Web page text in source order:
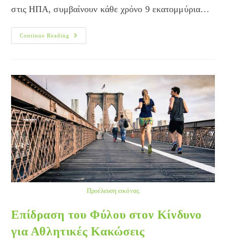
στις ΗΠΑ, συμβαίνουν κάθε χρόνο 9 εκατομμύρια…
Continue Reading
Πρόγραμμα
Πρόληψης
Προέλευση εικόνας
Επίδραση του Φύλου στον Κίνδυνο
για Αθλητικές Κακώσεις